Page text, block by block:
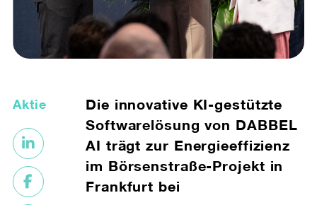
Aktie
Die innovative KI-gestützte
Softwarelösung von DABBEL
AI trägt zur Energieeffizienz
im Börsenstraße-Projekt in
Frankfurt bei